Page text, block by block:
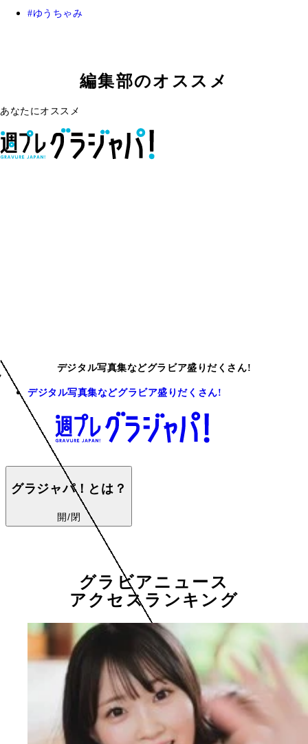
ゆうちゃみ
編集部のオススメ
あなたにオススメ
デジタル写真集などグラビア盛りだくさん!
デジタル写真集などグラビア盛りだくさん!
グラジャパ！とは？
開/閉
グラビアニュース
アクセスランキング